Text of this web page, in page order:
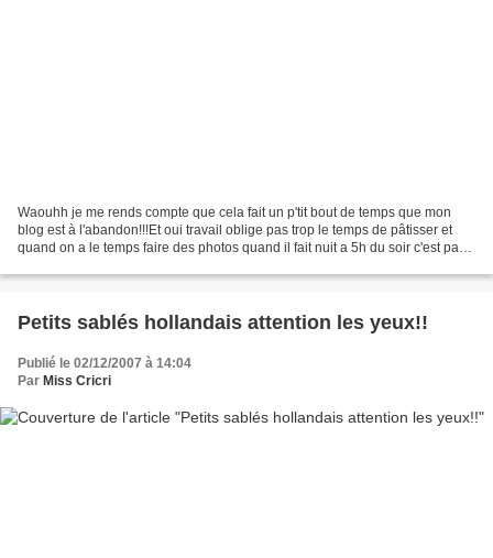
Waouhh je me rends compte que cela fait un p'tit bout de temps que mon
blog est à l'abandon!!!Et oui travail oblige pas trop le temps de pâtisser et
quand on a le temps faire des photos quand il fait nuit a 5h du soir c'est pas
Petits sablés hollandais attention les yeux!!
Publié le 02/12/2007 à 14:04
Par Miss Cricri